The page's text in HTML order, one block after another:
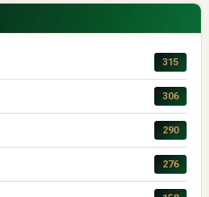
315
306
290
276